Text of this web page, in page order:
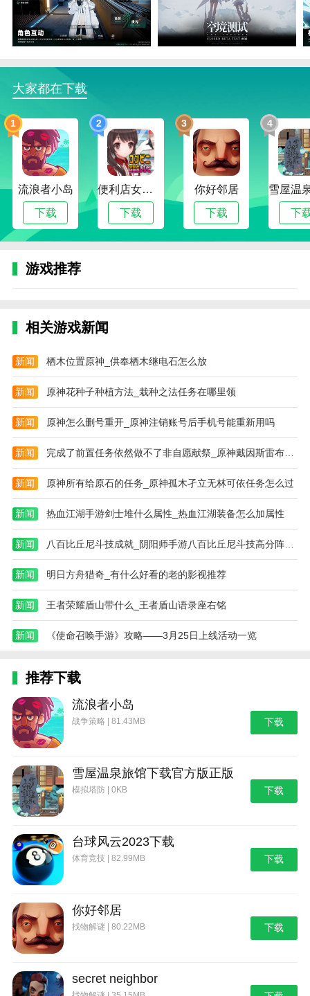
3。玩家需要根据自己的战斗风格选择自己的飞机和武
器，以便在空战中取得胜利。
反击。
游戏集锦
1。游戏设定在一个充满魔法和科技的异世界。
2。游戏设定在一个虚构的世界中，那里有一种叫做“斯
露德”的神秘能量。
3。音效和音乐也经过精心设计，让玩家在游戏中获得
更逼真的飞行体验。
4。音效也非常出色，让玩家可以感受到飞行的刺激和
紧张。
游戏评测
据自己的喜好选择装备。游戏还支持多人在线模式，玩
大家都在下载
1
流浪者小岛
下载
2
便利店女孩moonband
下载
3
你好邻居
下载
4
下
游戏推荐
相关游戏新闻
新闻 栖木位置原神_供奉栖木继电石怎么放
新闻 原神花种子种植方法_栽种之法任务在哪里领
新闻 原神怎么删号重开_原神注销账号后手机号能重新用吗
新闻 完成了前置任务依然做不了非自愿献祭_原神戴因斯雷布任务三个问题
新闻 原神所有给原石的任务_原神孤木孑立无林可依任务怎么过
新闻 热血江湖手游剑士堆什么属性_热血江湖装备怎么加属性
新闻 八百比丘尼斗技成就_阴阳师手游八百比丘尼斗技高分阵容怎么搭配
新闻 明日方舟猎奇_有什么好看的老的影视推荐
新闻 王者荣耀盾山带什么_王者盾山语录座右铭
新闻 《使命召唤手游》攻略——3月25日上线活动一览
推荐下载
流浪者小岛
战争策略 | 81.43MB 下载
雪屋温泉旅馆下载官方版正版
模拟塔防 | 0KB 下载
台球风云2023下载
体育竞技 | 82.99MB 下载
你好邻居
找物解谜 | 80.22MB 下载
secret neighbor